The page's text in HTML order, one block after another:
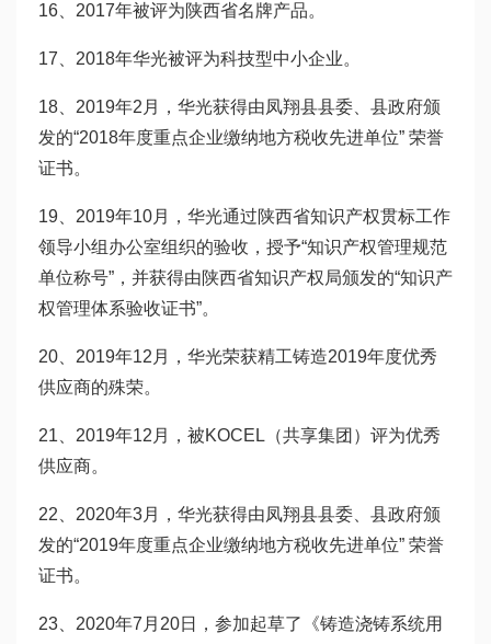
16、2017年被评为陕西省名牌产品。
17、2018年华光被评为科技型中小企业。
18、2019年2月，华光获得由凤翔县县委、县政府颁
发的“2018年度重点企业缴纳地方税收先进单位” 荣誉
证书。
19、2019年10月，华光通过陕西省知识产权贯标工作
领导小组办公室组织的验收，授予“知识产权管理规范
单位称号”，并获得由陕西省知识产权局颁发的“知识产
权管理体系验收证书”。
20、2019年12月，华光荣获精工铸造2019年度优秀
供应商的殊荣。
21、2019年12月，被KOCEL（共享集团）评为优秀
供应商。
22、2020年3月，华光获得由凤翔县县委、县政府颁
发的“2019年度重点企业缴纳地方税收先进单位” 荣誉
证书。
23、2020年7月20日，参加起草了《铸造浇铸系统用